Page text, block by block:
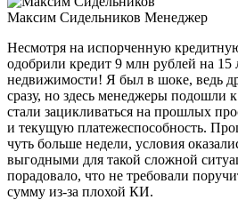
Максим Сидельников Менеджер
Несмотря на испорченную
одобрили кредит 9 млн рублей на 15
недвижимости! Я был в шоке, ведь
сразу, но здесь менеджеры подошли
стали зацикливаться на прошлых
и текущую платежеспособность.
чуть больше недели, условия
выгодными для такой сложной
порадовало, что не требовали
сумму из-за плохой КИ.